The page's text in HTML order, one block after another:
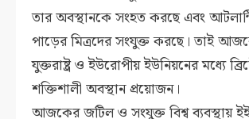
তার অবস্থানকে সংহত করছে এবং
পাড়ের মিত্রদের সংযুক্ত করছে। তাই
যুক্তরাষ্ট্র ও ইউরোপীয় ইউনিয়নের মধ্যে
শক্তিশালী অবস্থান প্রয়োজন।
আজকের জটিল ও সংযুক্ত বিশ্ব ব্যবস্থায়